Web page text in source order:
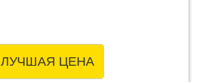
ЛУЧШАЯ ЦЕНА